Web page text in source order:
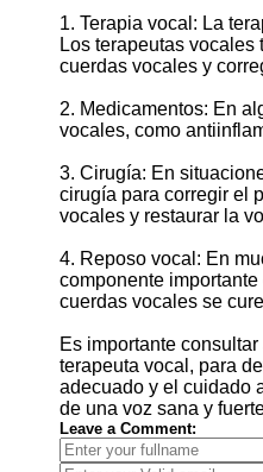
1. Terapia vocal: La
Los terapeutas
cuerdas vocales y
2. Medicamentos: En
vocales, como
3. Cirugía: En
cirugía para corregir el
vocales y restaurar la
4. Reposo vocal: En
componente
cuerdas vocales se
Es importante
terapeuta vocal, para
adecuado y el cuidado
de una voz sana y
Leave a Comment: